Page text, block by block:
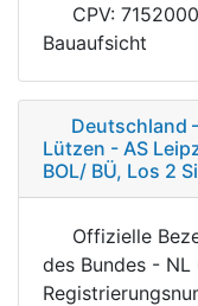
CPV:
Bauaufsicht
Deutschland
Lützen - AS
BOL/ BÜ, Los 2
Offizielle
des Bundes - NL